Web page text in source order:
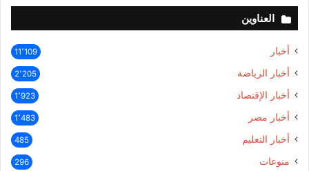
العناوين
أخبار 11٬109
أخبار الرياضة 2٬205
أخبار الإقتصاد 1٬923
أخبار مصر 1٬483
أخبار التعليم 485
منوعات 296